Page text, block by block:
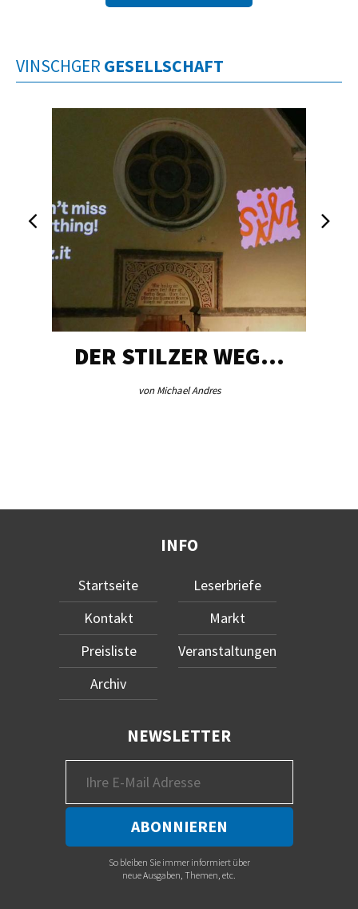
VINSCHGER GESELLSCHAFT
DER STILZER WEG…
von Michael Andres
INFO
Startseite
Kontakt
Preisliste
Archiv
Leserbriefe
Markt
Veranstaltungen
NEWSLETTER
So bleiben Sie immer informiert über
neue Ausgaben, Themen, etc.